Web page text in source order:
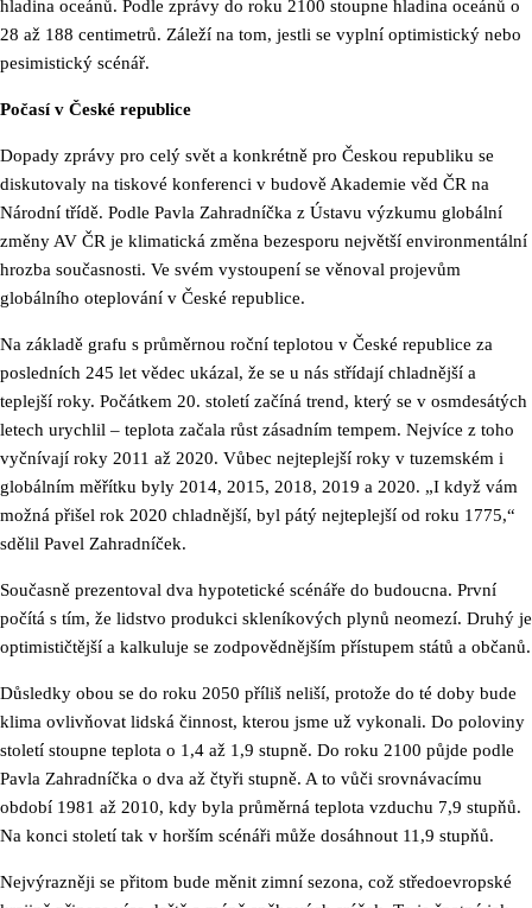
hladina oceánů. Podle zprávy do roku 2100 stoupne hladina oceánů o
28 až 188 centimetrů. Záleží na tom, jestli se vyplní optimistický nebo
pesimistický scénář.
Počasí v České republice
Dopady zprávy pro celý svět a konkrétně pro Českou republiku se
diskutovaly na tiskové konferenci v budově Akademie věd ČR na
Národní třídě. Podle Pavla Zahradníčka z Ústavu výzkumu globální
změny AV ČR je klimatická změna bezesporu největší environmentální
hrozba současnosti. Ve svém vystoupení se věnoval projevům
globálního oteplování v České republice.
Na základě grafu s průměrnou roční teplotou v České republice za
posledních 245 let vědec ukázal, že se u nás střídají chladnější a
teplejší roky. Počátkem 20. století začíná trend, který se v osmdesátých
letech urychlil – teplota začala růst zásadním tempem. Nejvíce z toho
vyčnívají roky 2011 až 2020. Vůbec nejteplejší roky v tuzemském i
globálním měřítku byly 2014, 2015, 2018, 2019 a 2020. „I když vám
možná přišel rok 2020 chladnější, byl pátý nejteplejší od roku 1775,“
sdělil Pavel Zahradníček.
Současně prezentoval dva hypotetické scénáře do budoucna. První
počítá s tím, že lidstvo produkci skleníkových plynů neomezí. Druhý je
optimističtější a kalkuluje se zodpovědnějším přístupem států a občanů.
Důsledky obou se do roku 2050 příliš neliší, protože do té doby bude
klima ovlivňovat lidská činnost, kterou jsme už vykonali. Do poloviny
století stoupne teplota o 1,4 až 1,9 stupně. Do roku 2100 půjde podle
Pavla Zahradníčka o dva až čtyři stupně. A to vůči srovnávacímu
období 1981 až 2010, kdy byla průměrná teplota vzduchu 7,9 stupňů.
Na konci století tak v horším scénáři může dosáhnout 11,9 stupňů.
Nejvýrazněji se přitom bude měnit zimní sezona, což středoevropské